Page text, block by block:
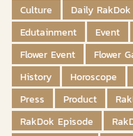
Culture
Daily RakDok
Edutainment
Event
Flower Event
Flower
History
Horoscope
Press
Product
RakDok Episode